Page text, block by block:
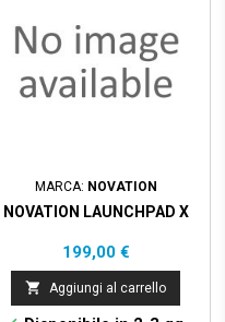
MARCA: NOVATION
NOVATION LAUNCHPAD X
Prezzo
199,00 €
 Aggiungi al carrello